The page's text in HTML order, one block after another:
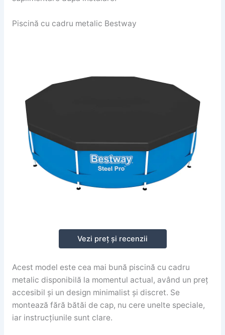
Piscină cu cadru metalic Bestway
Vezi preț și recenzii
Acest model este cea mai bună piscină cu cadru
metalic disponibilă la momentul actual, având un preț
accesibil și un design minimalist și discret. Se
montează fără bătăi de cap, nu cere unelte speciale,
iar instrucțiunile sunt clare.